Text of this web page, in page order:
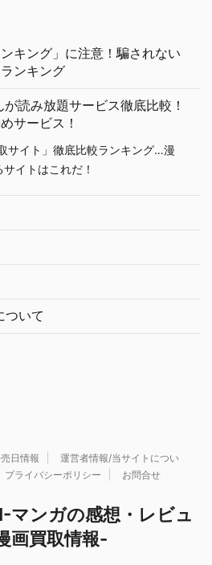
キング」に注意！騙されない
ンキング
が読み放題サービス徹底比較！
サービス！
サイト」徹底比較ランキング…漫
イトはこれだ！
ついて
日情報
運営者情報/当サイトについ
プライバシーポリシー お問合せ
マンガの感想・レビュ
画買取情報-